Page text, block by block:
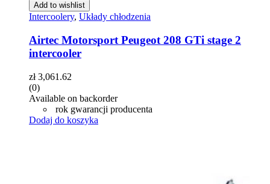
Add to wishlist
Intercoolery, Układy chłodzenia
Airtec Motorsport Peugeot 208 GTi stage 2
intercooler
zł3,061.62
(0)
Available on backorder
rok gwarancji producenta
Dodaj do koszyka